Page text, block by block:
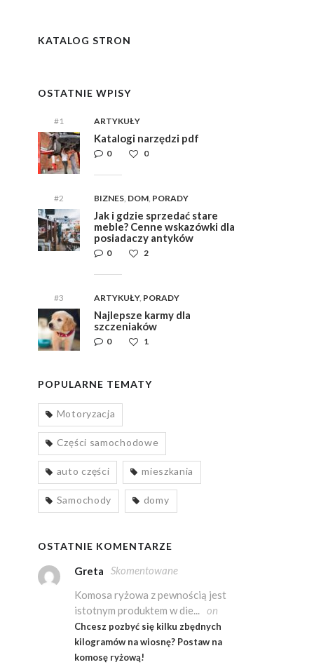
KATALOG STRON
OSTATNIE WPISY
#1 ARTYKUŁY
Katalogi narzędzi pdf
0
0
#2 BIZNES, DOM, PORADY
Jak i gdzie sprzedać stare
meble? Cenne wskazówki dla
posiadaczy antyków
2
0
#3 ARTYKUŁY, PORADY
Najlepsze karmy dla
szczeniaków
1
0
POPULARNE TEMATY
Motoryzacja
Części samochodowe
auto części mieszkania
Samochody domy
OSTATNIE KOMENTARZE
Greta
Skomentowane
Komosa ryżowa z pewnością jest
istotnym produktem w die... on
Chcesz pozbyć się kilku zbędnych
kilogramów na wiosnę? Postaw na
komosę ryżową!